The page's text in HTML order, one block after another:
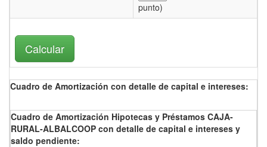
punto)
Cuadro de Amortización con detalle de capital e intereses:
Cuadro de Amortización Hipotecas y Préstamos CAJA-
RURAL-ALBALCOOP con detalle de capital e intereses y
saldo pendiente: